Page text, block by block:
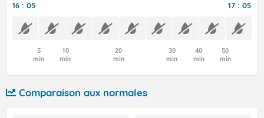
16 : 05 17 : 05
5
min
10
min
20
min
30
min
40
min
50
min
Comparaison aux normales